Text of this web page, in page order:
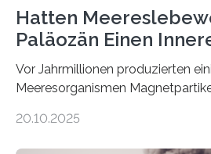
Hatten
Paläozän Einen
Vor Jahrmillionen produzierten
Meeresorganismen
Sedimenten zu finden sind. Nun ist
20.10.2025